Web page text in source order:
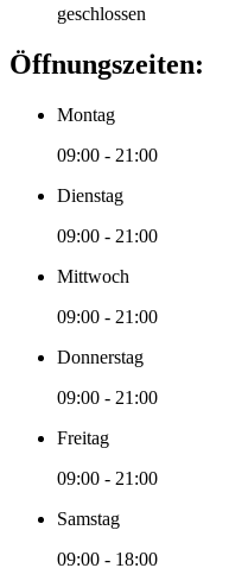
geschlossen
Öffnungszeiten:
Montag
09:00 - 21:00
Dienstag
09:00 - 21:00
Mittwoch
09:00 - 21:00
Donnerstag
09:00 - 21:00
Freitag
09:00 - 21:00
Samstag
09:00 - 18:00